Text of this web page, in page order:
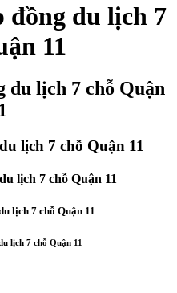
đồng du lịch 7
11
du lịch 7 chỗ Quận
lịch 7 chỗ Quận 11
lịch 7 chỗ Quận 11
lịch 7 chỗ Quận 11
lịch 7 chỗ Quận 11